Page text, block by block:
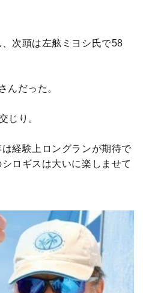
次頭は左舷ミヨシ氏で58
んだった。
じり。
経験上ロングランが期待で
ロギスは大いに楽しませて